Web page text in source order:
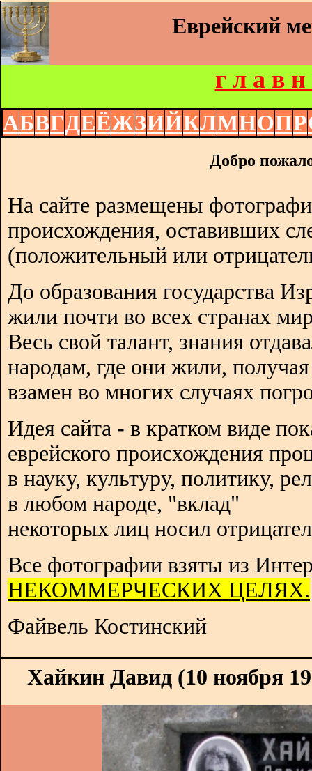
Еврейский
г л а в н
АБВГДЕЁЖЗИЙКЛМНОПР
Добро
На сайте размещены
происхождения, оставивших
(положительный или
До образования государства
жили почти во всех странах
Весь свой талант, знания
народам, где они жили, получая
взамен во многих случаях
Идея сайта - в кратком виде
еврейского происхождения
в науку, культуру, политику,
в любом народе, "вклад"
некоторых лиц носил
Все фотографии взяты из
НЕКОММЕРЧЕСКИХ ЦЕЛЯХ.
Файвель Костинский
Хайкин Давид (10 ноября